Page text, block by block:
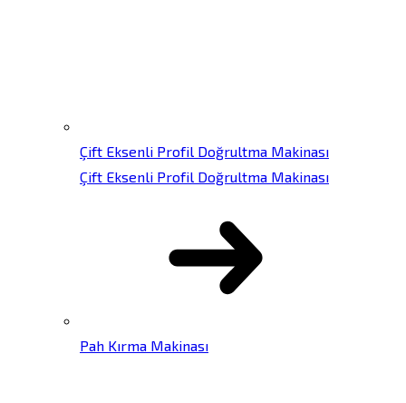
Çift Eksenli Profil Doğrultma Makinası
Çift Eksenli Profil Doğrultma Makinası
Pah Kırma Makinası